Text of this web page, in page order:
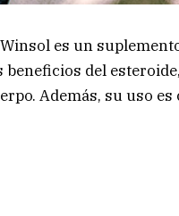
es un
beneficios del
Además, su uso